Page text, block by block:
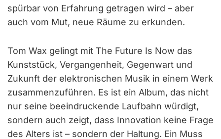
spürbar von Erfahrung getragen wird – aber
auch vom Mut, neue Räume zu erkunden.
Tom Wax gelingt mit The Future Is Now das
Kunststück, Vergangenheit, Gegenwart und
Zukunft der elektronischen Musik in einem Werk
zusammenzuführen. Es ist ein Album, das nicht
nur seine beeindruckende Laufbahn würdigt,
sondern auch zeigt, dass Innovation keine Frage
des Alters ist – sondern der Haltung. Ein Muss